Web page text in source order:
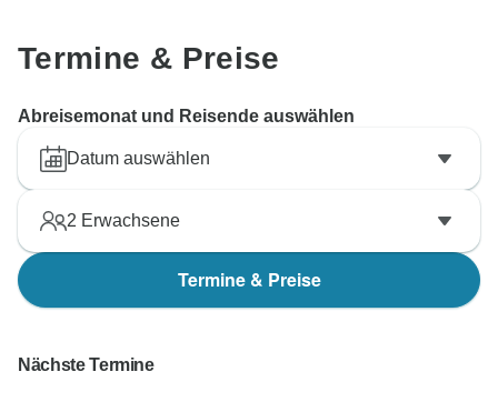
Termine & Preise
Abreisemonat und Reisende auswählen
Datum auswählen
2 Erwachsene
Termine & Preise
Nächste Termine